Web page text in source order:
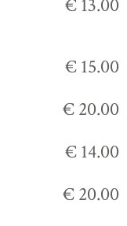
€ 13.00
€ 15.00
€ 20.00
€ 14.00
€ 20.00